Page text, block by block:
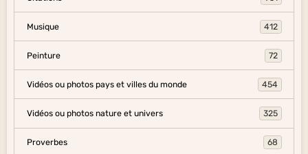
Musique 412
Peinture 72
Vidéos ou photos pays et villes du monde 454
Vidéos ou photos nature et univers 325
Proverbes 68